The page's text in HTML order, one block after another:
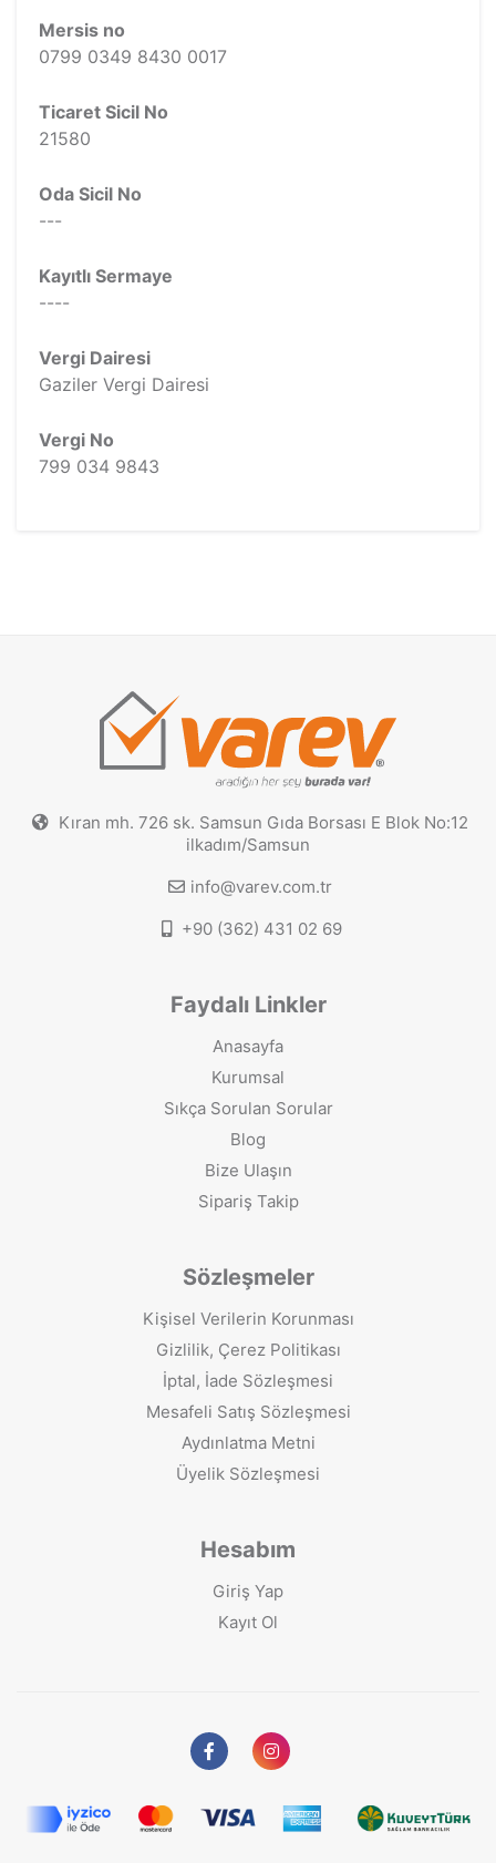
Mersis no
0799 0349 8430 0017
Ticaret Sicil No
21580
Oda Sicil No
---
Kayıtlı Sermaye
----
Vergi Dairesi
Gaziler Vergi Dairesi
Vergi No
799 034 9843
Kıran mh. 726 sk. Samsun Gıda Borsası E Blok No:12
ilkadım/Samsun
info@varev.com.tr
+90 (362) 431 02 69
Faydalı Linkler
Anasayfa
Kurumsal
Sıkça Sorulan Sorular
Blog
Bize Ulaşın
Sipariş Takip
Sözleşmeler
Kişisel Verilerin Korunması
Gizlilik, Çerez Politikası
İptal, İade Sözleşmesi
Mesafeli Satış Sözleşmesi
Aydınlatma Metni
Üyelik Sözleşmesi
Hesabım
Giriş Yap
Kayıt Ol